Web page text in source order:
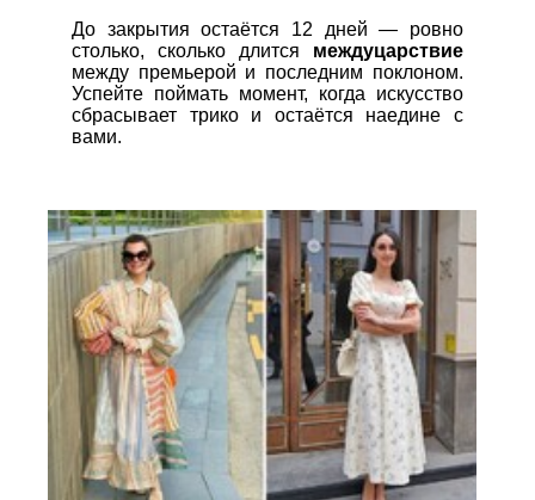
До закрытия остаётся 12 дней — ровно
столько, сколько длится междуцарствие
между премьерой и последним поклоном.
Успейте поймать момент, когда искусство
сбрасывает трико и остаётся наедине с
вами.